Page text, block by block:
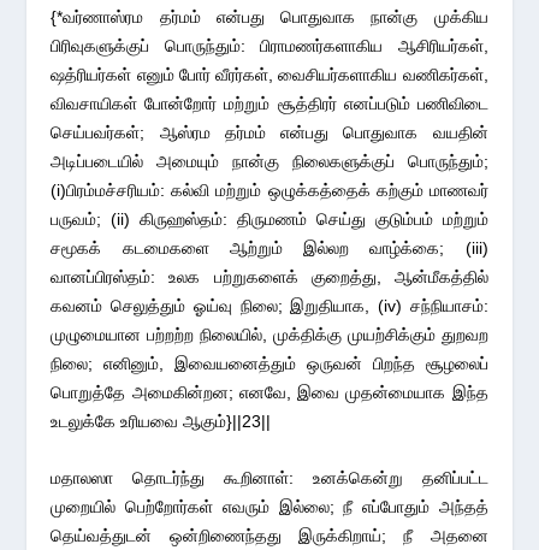
{*வர்ணாஸ்ரம தர்மம் என்பது பொதுவாக நான்கு முக்கிய
பிரிவுகளுக்குப் பொருந்தும்: பிராமணர்களாகிய ஆசிரியர்கள்,
ஷத்ரியர்கள் எனும் போர் வீரர்கள், வைசியர்களாகிய வணிகர்கள்,
விவசாயிகள் போன்றோர் மற்றும் சூத்திரர் எனப்படும் பணிவிடை
செய்பவர்கள்; ஆஸ்ரம தர்மம் என்பது பொதுவாக வயதின்
அடிப்படையில் அமையும் நான்கு நிலைகளுக்குப் பொருந்தும்;
(i)பிரம்மச்சரியம்: கல்வி மற்றும் ஒழுக்கத்தைக் கற்கும் மாணவர்
பருவம்; (ii) கிருஹஸ்தம்: திருமணம் செய்து குடும்பம் மற்றும்
சமூகக் கடமைகளை ஆற்றும் இல்லற வாழ்க்கை; (iii)
வானப்பிரஸ்தம்: உலக பற்றுகளைக் குறைத்து, ஆன்மீகத்தில்
கவனம் செலுத்தும் ஓய்வு நிலை; இறுதியாக, (iv) சந்நியாசம்:
முழுமையான பற்றற்ற நிலையில், முக்திக்கு முயற்சிக்கும் துறவற
நிலை; எனினும், இவையனைத்தும் ஒருவன் பிறந்த சூழலைப்
பொறுத்தே அமைகின்றன; எனவே, இவை முதன்மையாக இந்த
உடலுக்கே உரியவை ஆகும்}||23||
மதாலஸா தொடர்ந்து கூறினாள்: உனக்கென்று தனிப்பட்ட
முறையில் பெற்றோர்கள் எவரும் இல்லை; நீ எப்போதும் அந்தத்
தெய்வத்துடன் ஒன்றிணைந்தது இருக்கிறாய்; நீ அதனை